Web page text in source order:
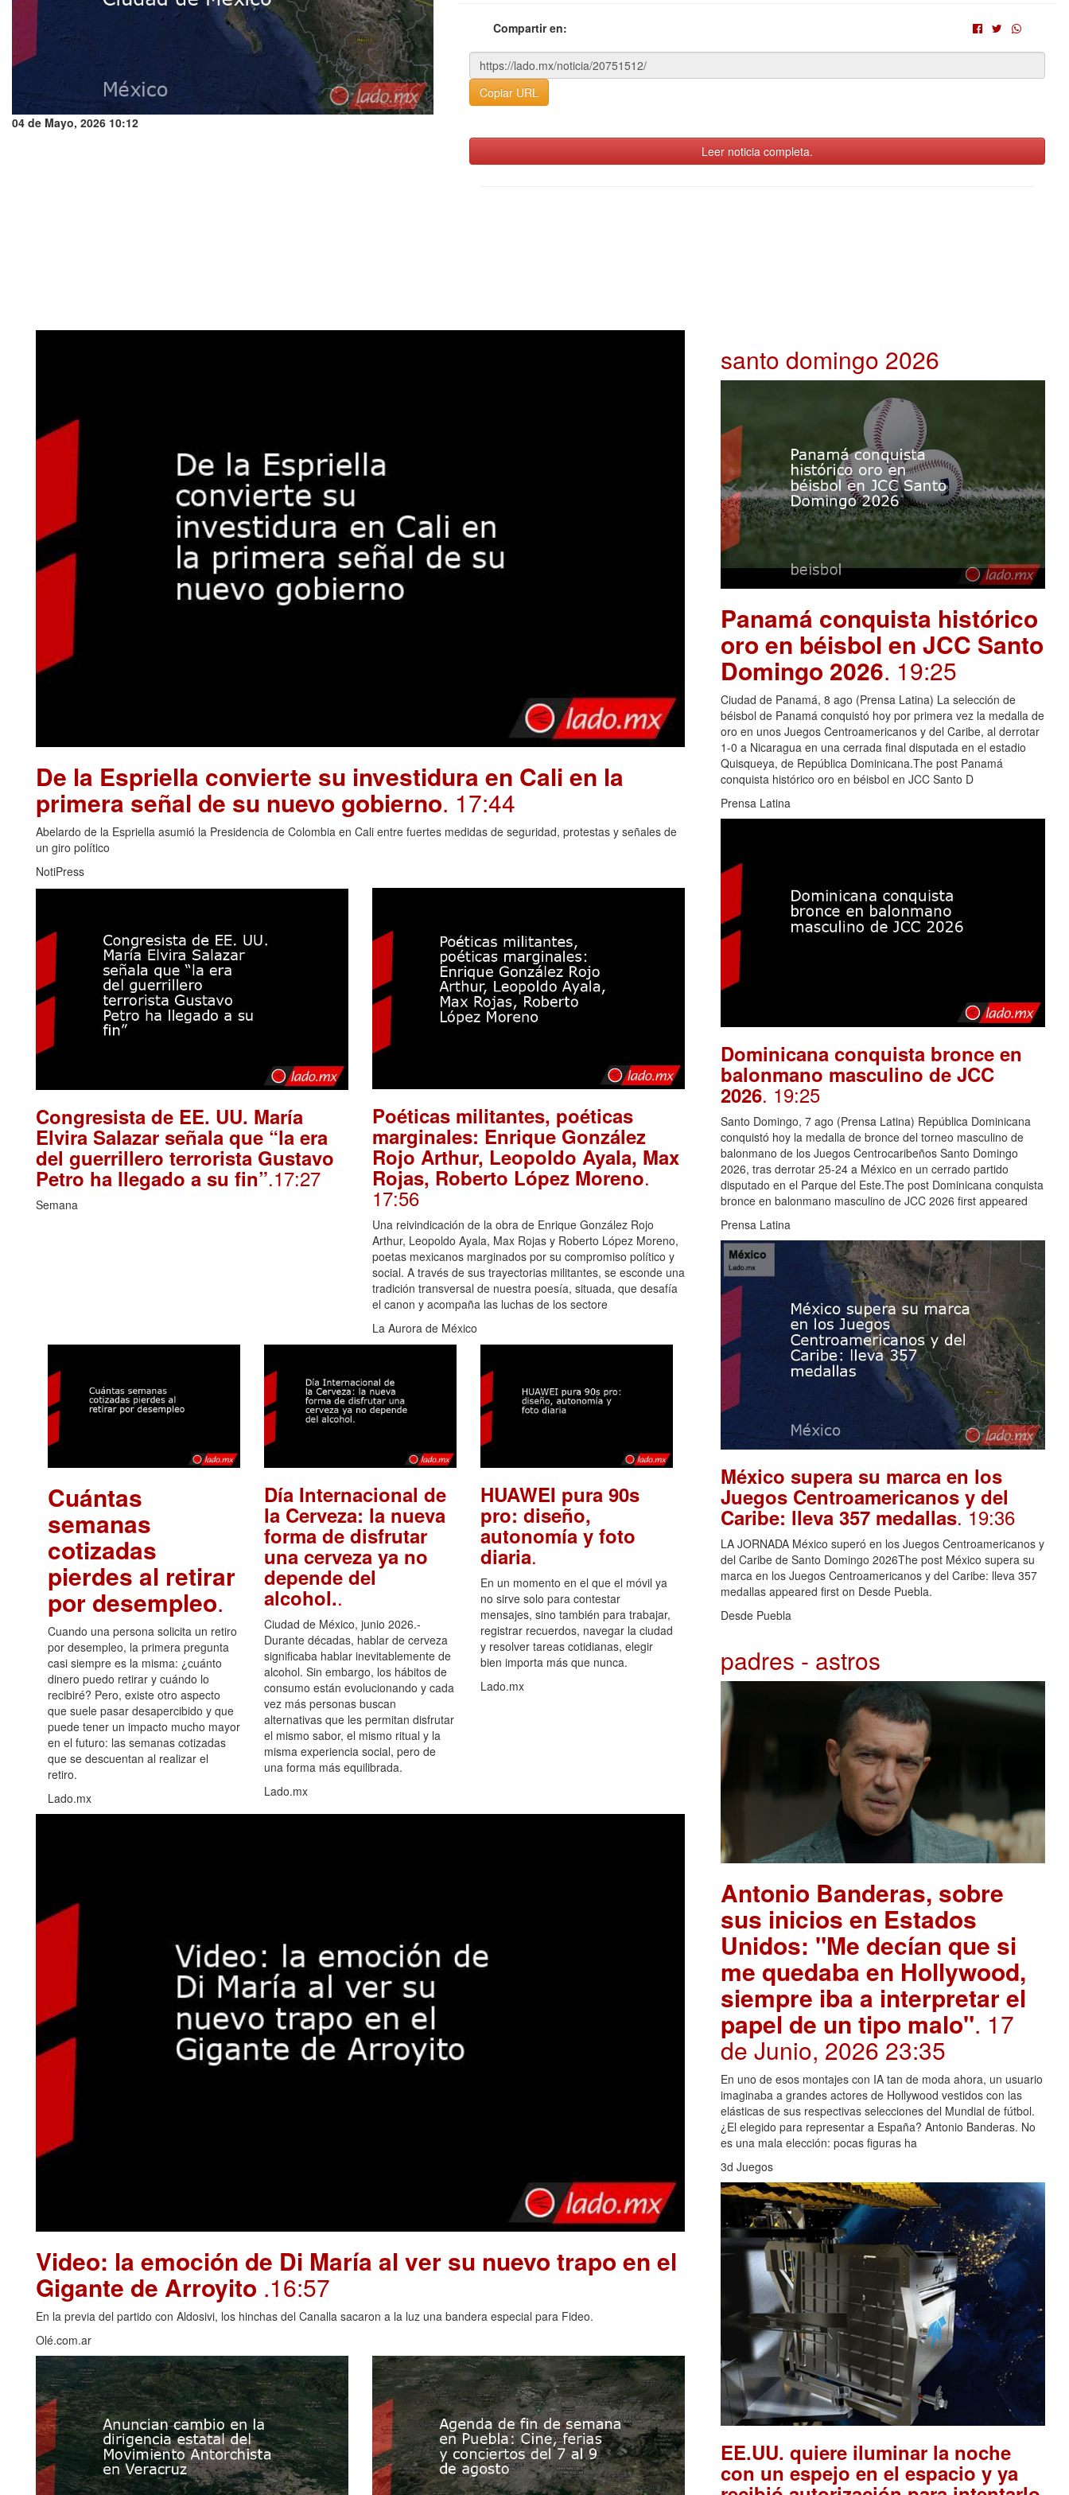
04 de Mayo, 2026 10:12
Compartir en:
Copiar URL
Leer noticia completa.
De la Espriella convierte su investidura en Cali en la
primera señal de su nuevo gobierno. 17:44
Abelardo de la Espriella asumió la Presidencia de Colombia en Cali entre fuertes medidas de seguridad, protestas y señales de
un giro político
NotiPress
Congresista de EE. UU. María
Elvira Salazar señala que “la era
del guerrillero terrorista Gustavo
Petro ha llegado a su fin”.17:27
Semana
Poéticas militantes, poéticas
marginales: Enrique González
Rojo Arthur, Leopoldo Ayala, Max
Rojas, Roberto López Moreno.
17:56
Una reivindicación de la obra de Enrique González Rojo
Arthur, Leopoldo Ayala, Max Rojas y Roberto López Moreno,
poetas mexicanos marginados por su compromiso político y
social. A través de sus trayectorias militantes, se esconde una
tradición transversal de nuestra poesía, situada, que desafía
el canon y acompaña las luchas de los sectore
La Aurora de México
Cuántas
semanas
cotizadas
pierdes al retirar
por desempleo.
Cuando una persona solicita un retiro
por desempleo, la primera pregunta
casi siempre es la misma: ¿cuánto
dinero puedo retirar y cuándo lo
recibiré? Pero, existe otro aspecto
que suele pasar desapercibido y que
puede tener un impacto mucho mayor
en el futuro: las semanas cotizadas
que se descuentan al realizar el
retiro.
Lado.mx
Día Internacional de
la Cerveza: la nueva
forma de disfrutar
una cerveza ya no
depende del
alcohol..
Ciudad de México, junio 2026.-
Durante décadas, hablar de cerveza
significaba hablar inevitablemente de
alcohol. Sin embargo, los hábitos de
consumo están evolucionando y cada
vez más personas buscan
alternativas que les permitan disfrutar
el mismo sabor, el mismo ritual y la
misma experiencia social, pero de
una forma más equilibrada.
Lado.mx
HUAWEI pura 90s
pro: diseño,
autonomía y foto
diaria.
En un momento en el que el móvil ya
no sirve solo para contestar
mensajes, sino también para trabajar,
registrar recuerdos, navegar la ciudad
y resolver tareas cotidianas, elegir
bien importa más que nunca.
Lado.mx
Video: la emoción de Di María al ver su nuevo trapo en el
Gigante de Arroyito .16:57
En la previa del partido con Aldosivi, los hinchas del Canalla sacaron a la luz una bandera especial para Fideo.
Olé.com.ar
santo domingo 2026
Panamá conquista histórico
oro en béisbol en JCC Santo
Domingo 2026. 19:25
Ciudad de Panamá, 8 ago (Prensa Latina) La selección de
béisbol de Panamá conquistó hoy por primera vez la medalla de
oro en unos Juegos Centroamericanos y del Caribe, al derrotar
1-0 a Nicaragua en una cerrada final disputada en el estadio
Quisqueya, de República Dominicana.The post Panamá
conquista histórico oro en béisbol en JCC Santo D
Prensa Latina
Dominicana conquista bronce en
balonmano masculino de JCC
2026. 19:25
Santo Domingo, 7 ago (Prensa Latina) República Dominicana
conquistó hoy la medalla de bronce del torneo masculino de
balonmano de los Juegos Centrocaribeños Santo Domingo
2026, tras derrotar 25-24 a México en un cerrado partido
disputado en el Parque del Este.The post Dominicana conquista
bronce en balonmano masculino de JCC 2026 first appeared
Prensa Latina
México supera su marca en los
Juegos Centroamericanos y del
Caribe: lleva 357 medallas. 19:36
LA JORNADA México superó en los Juegos Centroamericanos y
del Caribe de Santo Domingo 2026The post México supera su
marca en los Juegos Centroamericanos y del Caribe: lleva 357
medallas appeared first on Desde Puebla.
Desde Puebla
padres - astros
Antonio Banderas, sobre
sus inicios en Estados
Unidos: "Me decían que si
me quedaba en Hollywood,
siempre iba a interpretar el
papel de un tipo malo". 17
de Junio, 2026 23:35
En uno de esos montajes con IA tan de moda ahora, un usuario
imaginaba a grandes actores de Hollywood vestidos con las
elásticas de sus respectivas selecciones del Mundial de fútbol.
¿El elegido para representar a España? Antonio Banderas. No
es una mala elección: pocas figuras ha
3d Juegos
EE.UU. quiere iluminar la noche
con un espejo en el espacio y ya